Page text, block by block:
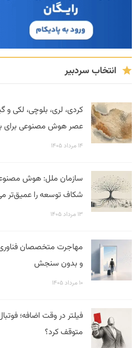
انتخاب سردبیر
کردی، لری، بلوچی، لکی و
عصر هوش مصنوعی برای بقا
۱۴ مرداد ۱۴۰۵
سازمان ملل: هوش
شکاف توسعه را عمیق‌تر
۱۳ مرداد ۱۴۰۵
مهاجرت متخصصان
و بدون سنجش
۱۰ مرداد ۱۴۰۵
متوقف کرد؟